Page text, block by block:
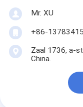
Mr. XU
+86-
Zaal 1736, a-
China.